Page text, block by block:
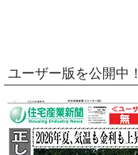
ユーザー版を公開中！